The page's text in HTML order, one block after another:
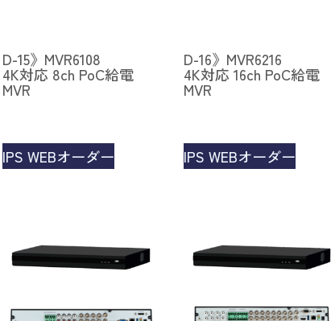
D-15》MVR6108
4K対応 8ch PoC給電
MVR
IPS WEBオーダー
D-16》MVR6216
4K対応 16ch PoC給電
MVR
IPS WEBオーダー